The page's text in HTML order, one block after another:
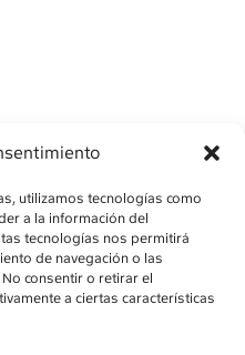
utilizamos tecnologías como
a la información del
tecnologías nos permitirá
de navegación o las
consentir o retirar el
a ciertas características